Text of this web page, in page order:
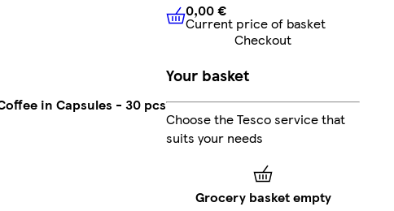
in Capsules - 30 pcs
0,00 €Current price of
0,00 €
Current price of basket
Checkout
Your basket
Choose the Tesco service that
suits your needs
Grocery basket empty